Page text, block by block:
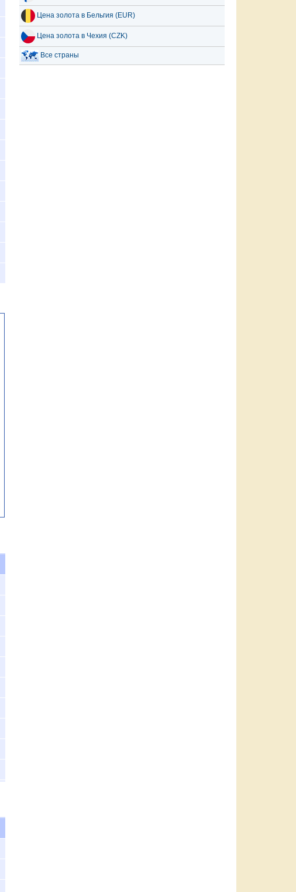
Цена золота в Бельгия (EUR)
Цена золота в Чехия (CZK)
Все страны